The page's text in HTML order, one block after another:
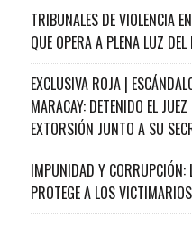
TRIBUNALES DE VIOLENCIA
QUE OPERA A PLENA LUZ
EXCLUSIVA ROJA |
MARACAY: DETENIDO EL
EXTORSIÓN JUNTO A SU
IMPUNIDAD Y CORRUPCIÓN:
PROTEGE A LOS